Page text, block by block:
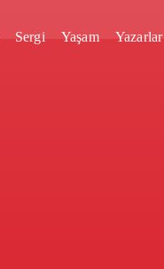
Sergi Yaşam Yazarlar